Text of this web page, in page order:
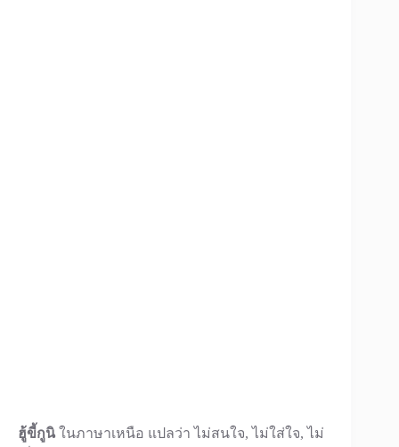
ฮู้ขี้กูนิ ในภาษาเหนือ แปลว่า ไม่สนใจ, ไม่ใส่ใจ, ไม่